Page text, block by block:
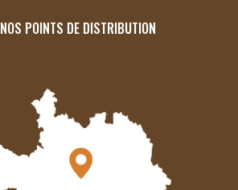
NOS POINTS DE DISTRIBUTION